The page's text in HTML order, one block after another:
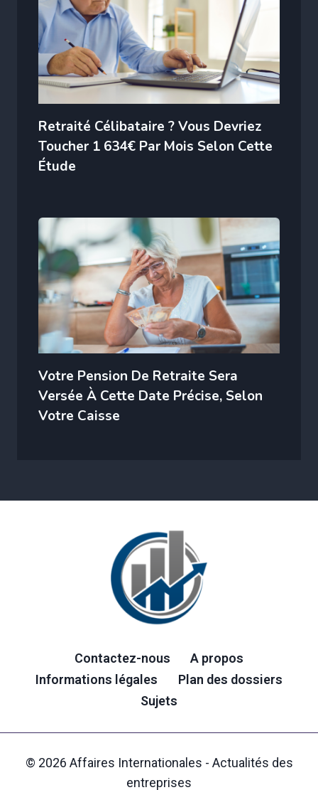
Retraité Célibataire ? Vous Devriez
Toucher 1 634€ Par Mois Selon Cette
Étude
Votre Pension De Retraite Sera
Versée À Cette Date Précise, Selon
Votre Caisse
Contactez-nous
A propos
Informations légales
Plan des dossiers
Sujets
© 2026 Affaires Internationales - Actualités des
entreprises